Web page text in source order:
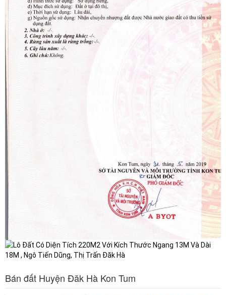
Bán đất Huyện Đăk Hà Kon Tum